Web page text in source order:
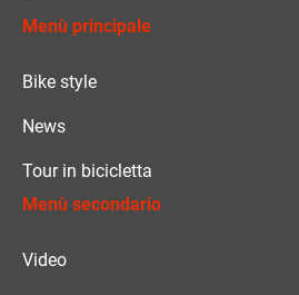
Menù principale
Bike style
News
Tour in bicicletta
Menù secondario
Video